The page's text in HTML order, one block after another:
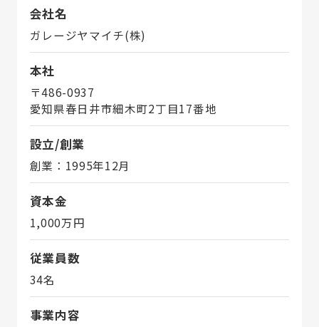
会社名
ガレージヤマイチ(株)
本社
〒486-0937
愛知県春日井市細木町2丁目17番地
設立/創業
創業：1995年12月
資本金
1,000万円
従業員数
34名
事業内容